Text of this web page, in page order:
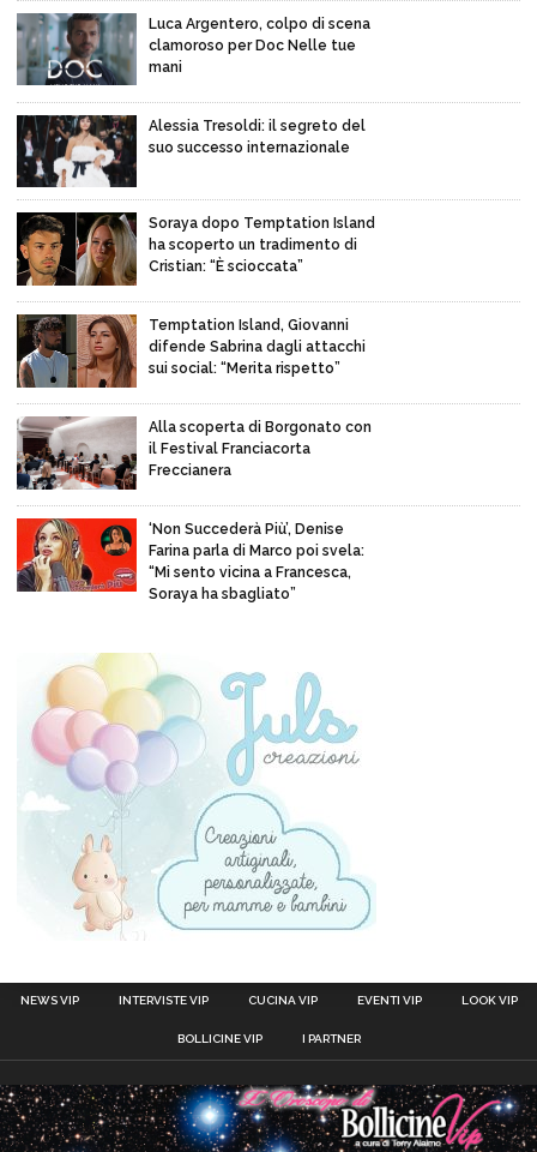
Luca Argentero, colpo di scena
clamoroso per Doc Nelle tue
mani
Alessia Tresoldi: il segreto del
suo successo internazionale
Soraya dopo Temptation Island
ha scoperto un tradimento di
Cristian: “È scioccata”
Temptation Island, Giovanni
difende Sabrina dagli attacchi
sui social: “Merita rispetto”
Alla scoperta di Borgonato con
il Festival Franciacorta
Freccianera
‘Non Succederà Più’, Denise
Farina parla di Marco poi svela:
“Mi sento vicina a Francesca,
Soraya ha sbagliato”
NEWS VIP INTERVISTE VIP CUCINA VIP EVENTI VIP LOOK VIP
BOLLICINE VIP I PARTNER